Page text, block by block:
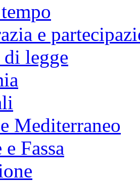
e
legge
Mediterraneo
Fassa